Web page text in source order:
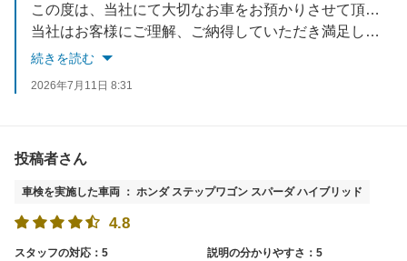
この度は、当社にて大切なお車をお預かりさせて頂き誠に有難うございました。
当社はお客様にご理解、ご納得していただき満足していただける接客・サービスを心がけております。
※当店では半年・12ヵ月・18ヵ月点検を実施させて頂いております。
続きを読む
2026年7月11日 8:31
投稿者さん
車検を実施した車両 ： ホンダ ステップワゴン スパーダ ハイブリッド
4.8
スタッフの対応：5
説明の分かりやすさ：5